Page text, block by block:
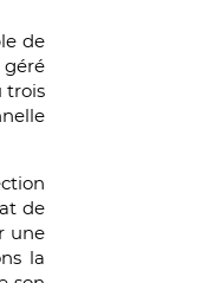
de
géré
trois
de
une
la